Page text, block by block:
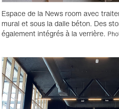
Espace de la News room avec
mural et sous la dalle béton. Des
également intégrés à la verrière.